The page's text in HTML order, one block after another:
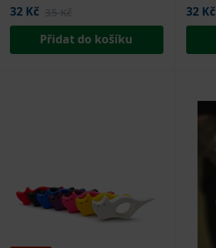
32 Kč 35 Kč
Přidat do košíku
32 Kč